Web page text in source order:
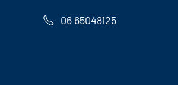
06 65048125